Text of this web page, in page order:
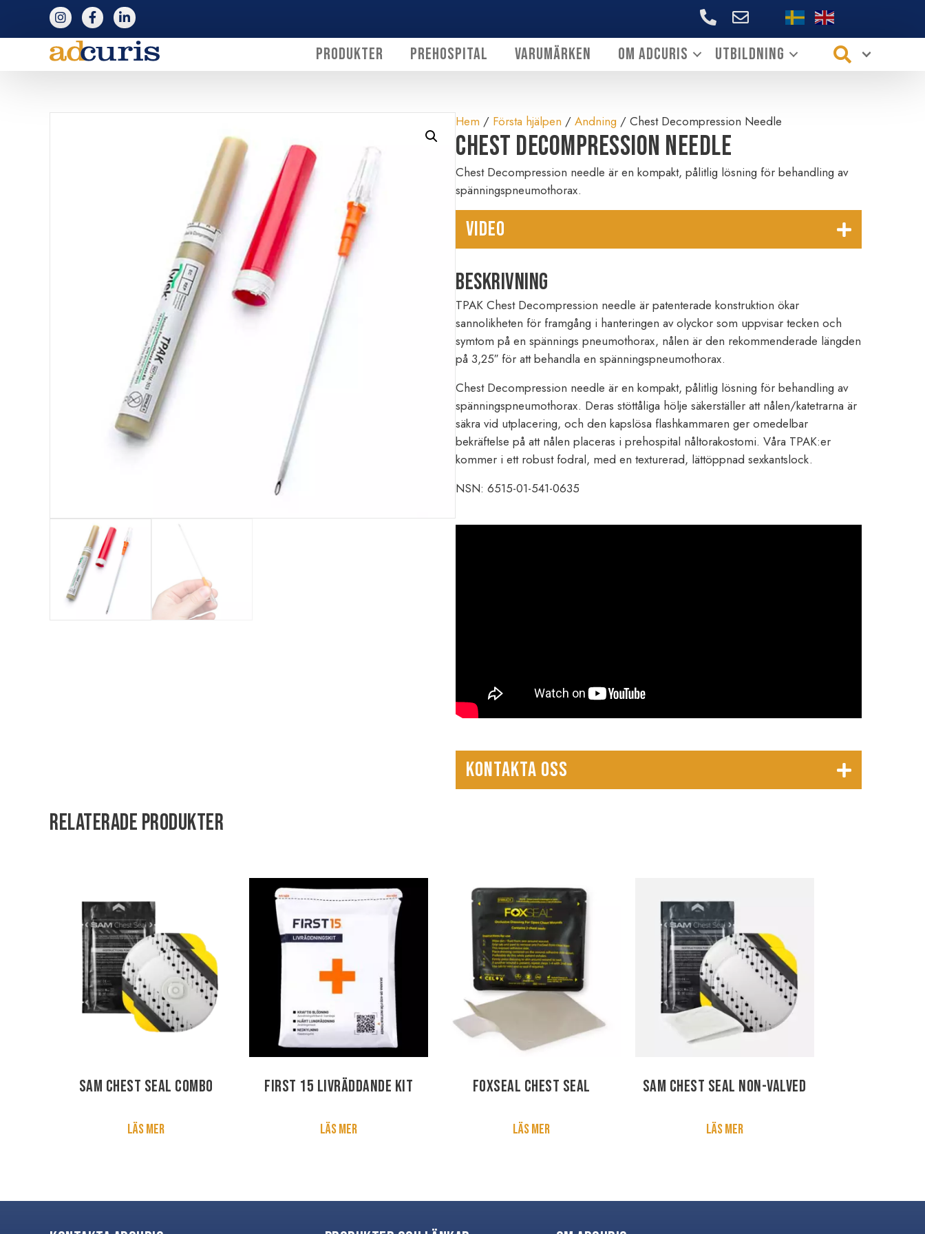
följ adcuris på instagram
följ adcuris på facebook
följ adcuris på linkedin +46706144339
Produkter Prehospital Varumärken Om ADCURIS Utbildning
Hem / Första hjälpen / Andning / Chest Decompression Needle
Chest Decompression Needle
Chest Decompression needle är en kompakt, pålitlig lösning för behandling av
spänningspneumothorax.
VIDEO
Beskrivning
TPAK Chest Decompression needle är patenterade konstruktion ökar
sannolikheten för framgång i hanteringen av olyckor som uppvisar tecken och
symtom på en spännings pneumothorax, nålen är den rekommenderade längden
på 3,25″ för att behandla en spänningspneumothorax.
Chest Decompression needle är en kompakt, pålitlig lösning för behandling av
spänningspneumothorax. Deras stöttåliga hölje säkerställer att nålen/katetrarna är
säkra vid utplacering, och den kapslösa flashkammaren ger omedelbar
bekräftelse på att nålen placeras i prehospital nåltorakostomi. Våra TPAK:er
kommer i ett robust fodral, med en texturerad, lättöppnad sexkantslock.
NSN: 6515-01-541-0635
KONTAKTA OSS
Relaterade produkter
SAM Chest Seal Combo
Läs mer
First 15 Livräddande kit
Läs mer
FoxSeal Chest Seal
Läs mer
SAM Chest Seal non-valved
Läs mer